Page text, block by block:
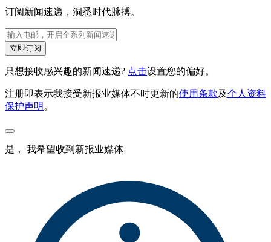
订阅新闻速递，洞悉时代脉搏。
立即订阅
只想接收感兴趣的新闻速递? 点击设置您的偏好。
注册即表示我接受新报业媒体不时更新的使用条款及个人资料
保护声明 。
是， 我希望收到新报业媒体